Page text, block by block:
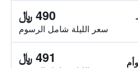
490 ﷼
سعر الليلة شامل الرسوم
491 ﷼